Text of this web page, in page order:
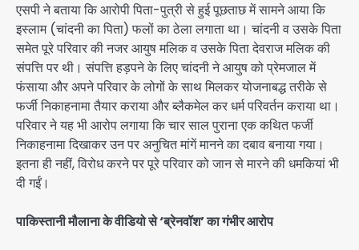
एसपी ने बताया कि आरोपी पिता-पुत्री से हुई पूछताछ में सामने आया कि
इस्लाम (चांदनी का पिता) फलों का ठेला लगाता था। चांदनी व उसके पिता
समेत पूरे परिवार की नजर आयुष मलिक व उसके पिता देवराज मलिक की
संपत्ति पर थी। संपत्ति हड़पने के लिए चांदनी ने आयुष को प्रेमजाल में
फंसाया और अपने परिवार के लोगों के साथ मिलकर योजनाबद्ध तरीके से
फर्जी निकाहनामा तैयार कराया और ब्लैकमेल कर धर्म परिवर्तन कराया था।
परिवार ने यह भी आरोप लगाया कि चार साल पुराना एक कथित फर्जी
निकाहनामा दिखाकर उन पर अनुचित मांगें मानने का दबाव बनाया गया।
इतना ही नहीं, विरोध करने पर पूरे परिवार को जान से मारने की धमकियां भी
दी गईं।
पाकिस्तानी मौलाना के वीडियो से ‘ब्रेनवॉश’ का गंभीर आरोप